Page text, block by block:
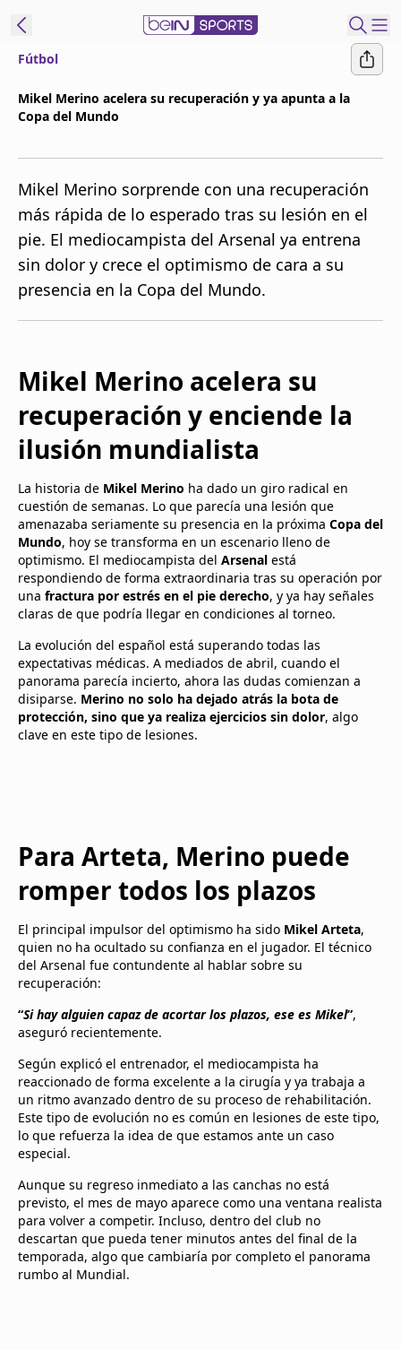
beIN XTRA
Administrar
notificaciones
Programación
Fútbol
Mikel Merino acelera su recuperación y ya apunta a la
Copa del Mundo
Mikel Merino sorprende con una recuperación
más rápida de lo esperado tras su lesión en el
pie. El mediocampista del Arsenal ya entrena
sin dolor y crece el optimismo de cara a su
presencia en la Copa del Mundo.
Mikel Merino acelera su
recuperación y enciende la
ilusión mundialista
La historia de Mikel Merino ha dado un giro radical en
cuestión de semanas. Lo que parecía una lesión que
amenazaba seriamente su presencia en la próxima Copa del
Mundo, hoy se transforma en un escenario lleno de
optimismo. El mediocampista del Arsenal está
respondiendo de forma extraordinaria tras su operación por
una fractura por estrés en el pie derecho, y ya hay señales
claras de que podría llegar en condiciones al torneo.
La evolución del español está superando todas las
expectativas médicas. A mediados de abril, cuando el
panorama parecía incierto, ahora las dudas comienzan a
disiparse. Merino no solo ha dejado atrás la bota de
protección, sino que ya realiza ejercicios sin dolor, algo
clave en este tipo de lesiones.
Para Arteta, Merino puede
romper todos los plazos
El principal impulsor del optimismo ha sido Mikel Arteta,
quien no ha ocultado su confianza en el jugador. El técnico
del Arsenal fue contundente al hablar sobre su
recuperación:
“Si hay alguien capaz de acortar los plazos, ese es Mikel”,
aseguró recientemente.
Según explicó el entrenador, el mediocampista ha
reaccionado de forma excelente a la cirugía y ya trabaja a
un ritmo avanzado dentro de su proceso de rehabilitación.
Este tipo de evolución no es común en lesiones de este tipo,
lo que refuerza la idea de que estamos ante un caso
especial.
Aunque su regreso inmediato a las canchas no está
previsto, el mes de mayo aparece como una ventana realista
para volver a competir. Incluso, dentro del club no
descartan que pueda tener minutos antes del final de la
temporada, algo que cambiaría por completo el panorama
rumbo al Mundial.